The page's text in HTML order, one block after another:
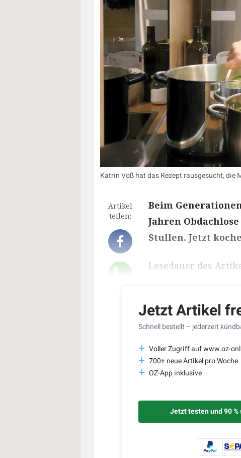
Katrin Voß hat das Rezept rausgesucht, die
Artikel
teilen:
Beim
Jahren
Stullen. Jetzt
Lesedauer des
Jetzt Artikel
Schnell bestellt – jederzeit
Voller Zugriff auf www.oz-
700+ neue Artikel pro Woche
OZ-App inklusive
Jetzt testen und 90 %